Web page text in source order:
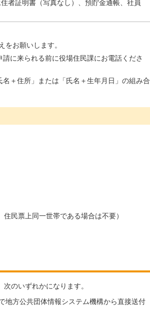
者証明書（写真なし）、預貯金通帳、社員
お願いします。
に来られる前に役場住民課にお電話くださ
＋住所」または「氏名＋生年月日」の組み合
民票上同一世帯である場合は不要）
のいずれかになります。
地方公共団体情報システム機構から直接送付